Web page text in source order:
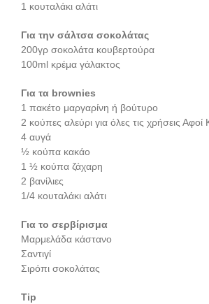
1 κουταλάκι αλάτι
Για την σάλτσα σοκολάτας
200γρ σοκολάτα κουβερτούρα
100ml κρέμα γάλακτος
Για τα brownies
1 πακέτο μαργαρίνη ή βούτυρο
2 κούπες αλεύρι για όλες τις χρήσεις
4 αυγά
½ κούπα κακάο
1 ½ κούπα ζάχαρη
2 βανίλιες
1/4 κουταλάκι αλάτι
Για το σερβίρισμα
Μαρμελάδα κάστανο
Σαντιγί
Σιρόπι σοκολάτας
Tip